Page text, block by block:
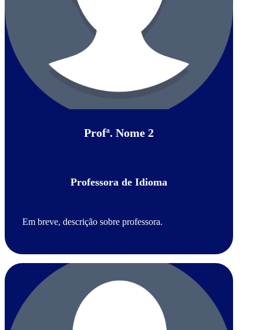
Profª. Nome 2
Professora de Idioma
Em breve, descrição sobre professora.